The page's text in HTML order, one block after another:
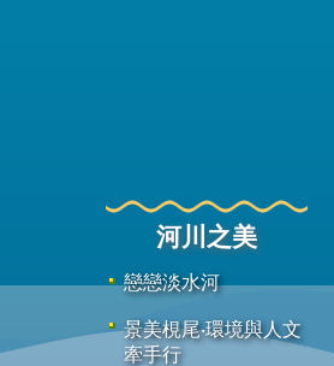
河川之美
戀戀淡水河
景美梘尾‧環境與人文
牽手行